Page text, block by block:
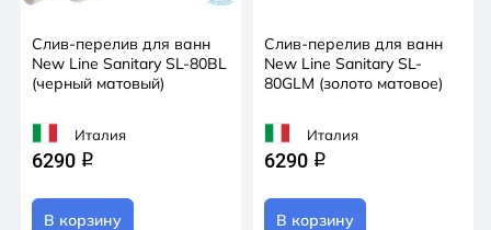
Слив-перелив для ванн
New Line Sanitary SL-80BL
(черный матовый)
Италия
6290 q
В корзину
Слив-перелив для ванн
New Line Sanitary SL-
80GLM (золото матовое)
Италия
6290 q
В корзину